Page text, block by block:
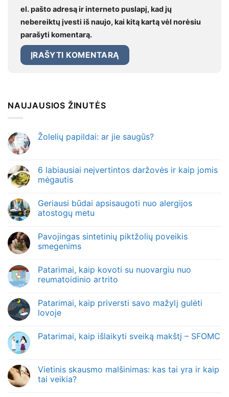
el. pašto adresą ir interneto puslapį, kad jų
nebereiktų įvesti iš naujo, kai kitą kartą vėl norėsiu
parašyti komentarą.
NAUJAUSIOS ŽINUTĖS
Žolelių papildai: ar jie saugūs?
6 labiausiai neįvertintos daržovės ir kaip jomis
mėgautis
Geriausi būdai apsisaugoti nuo alergijos
atostogų metu
Pavojingas sintetinių piktžolių poveikis
smegenims
Patarimai, kaip kovoti su nuovargiu nuo
reumatoidinio artrito
Patarimai, kaip priversti savo mažylį gulėti
lovoje
Patarimai, kaip išlaikyti sveiką makštį – SFOMC
Vietinis skausmo malšinimas: kas tai yra ir kaip
tai veikia?